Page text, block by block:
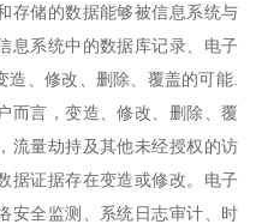
存储的数据能够被信息系统与
息系统中的数据库记录、电子
、修改、删除、覆盖的可能.
而言，变造、修改、删除、覆
流量劫持及其他未经授权的访
据证据存在变造或修改。电子
安全监测、系统日志审计、时